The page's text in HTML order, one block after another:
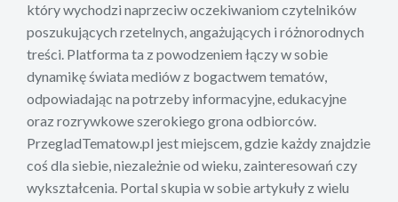
który wychodzi naprzeciw oczekiwaniom czytelników
poszukujących rzetelnych, angażujących i różnorodnych
treści. Platforma ta z powodzeniem łączy w sobie
dynamikę świata mediów z bogactwem tematów,
odpowiadając na potrzeby informacyjne, edukacyjne
oraz rozrywkowe szerokiego grona odbiorców.
PrzegladTematow.pl jest miejscem, gdzie każdy znajdzie
coś dla siebie, niezależnie od wieku, zainteresowań czy
wykształcenia. Portal skupia w sobie artykuły z wielu